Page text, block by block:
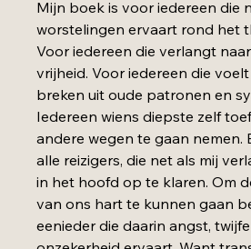
Mijn boek is voor iedereen die
worstelingen ervaart rond het
Voor iedereen die verlangt
vrijheid. Voor iedereen die
breken uit oude patronen en
Iedereen wiens diepste zelf
andere wegen te gaan nemen.
alle reizigers, die net als mij
in het hoofd op te klaren. Om
van ons hart te kunnen gaan
eenieder die daarin angst,